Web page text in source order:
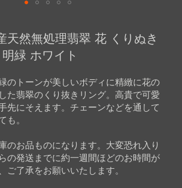
天然無処理翡翠 花 くりぬき
緑 ホワイト
のトーンが美しいボディに精緻に花の
た翡翠のくり抜きリング。高貴で可愛
先にそえます。チェーンなどを通して
。
のお品ものになります。大変恐れ入り
の発送までに約一週間ほどのお時間が
ご了承をお願いいたします。